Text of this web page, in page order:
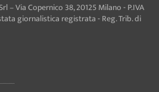
– Via Copernico 38, 20125 Milano - P.IVA
giornalistica registrata - Reg. Trib. di